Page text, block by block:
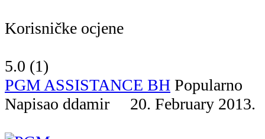
Korisničke ocjene
5.0 (1)
PGM ASSISTANCE BH Popularno
Napisao ddamir 20. February